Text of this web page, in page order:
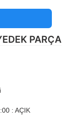
PARÇA
: AÇIK